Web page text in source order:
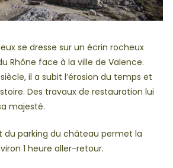
se dresse sur un écrin rocheux
Rhône face à la ville de Valence.
il a subit l’érosion du temps et
Des travaux de restauration lui
majesté.
du parking du château permet la
1 heure aller-retour.